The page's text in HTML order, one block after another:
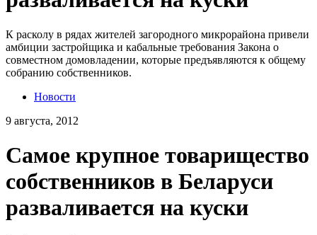
К расколу в рядах жителей загородного микрорайона привели
амбиции застройщика и кабальные требования Закона о
совместном домовладении, которые предъявляются к общему
собранию собственников.
Новости
9 августа, 2012
Самое крупное товарищество
собственников в Беларуси
разваливается на куски